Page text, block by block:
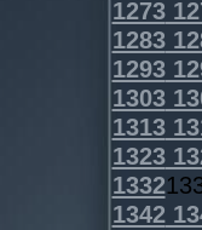
1273
1283
1293
1303
1313
1323
1332
1342